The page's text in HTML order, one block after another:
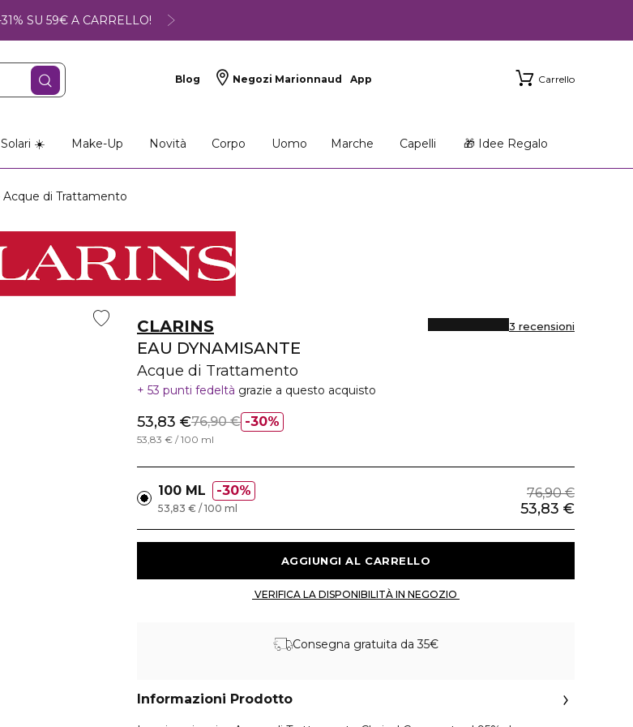
SU 59€ A CARRELLO!
Blog Negozi Marionnaud App Carrello
Solari ☀️ Make-Up Novità Corpo Uomo Marche Capelli 🎁 Idee Regalo
Acque di Trattamento
CLARINS
EAU DYNAMISANTE
Acque di Trattamento
3 recensioni
53 punti fedeltà grazie a questo acquisto
30%
53,83 €76,90 €
53,83 € / 100 ml
100 ML 30% 76,90 €
53,83 €
53,83 € / 100 ml
Consegna gratuita da 35€
Informazioni Prodotto